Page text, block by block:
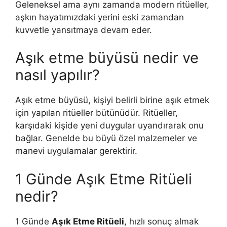
Geleneksel ama aynı zamanda modern ritüeller,
aşkın hayatımızdaki yerini eski zamandan
kuvvetle yansıtmaya devam eder.
Aşık etme büyüsü nedir ve
nasıl yapılır?
Aşık etme büyüsü, kişiyi belirli birine aşık etmek
için yapılan ritüeller bütünüdür. Ritüeller,
karşıdaki kişide yeni duygular uyandırarak onu
bağlar. Genelde bu büyü özel malzemeler ve
manevi uygulamalar gerektirir.
1 Günde Aşık Etme Ritüeli
nedir?
1 Günde Aşık Etme Ritüeli, hızlı sonuç almak